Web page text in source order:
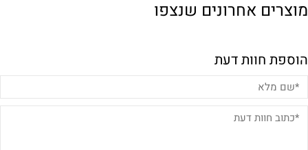
מוצרים אחרונים שנצפו
הוספת חוות דעת